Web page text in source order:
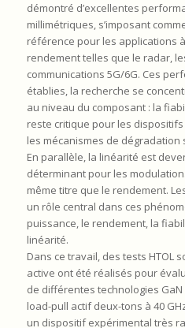
démontré d’excellentes
millimétriques, s’imposant
référence pour les applications
rendement telles que le radar,
communications 5G/6G. Ces
établies, la recherche se
au niveau du composant : la
reste critique pour les dispositifs
les mécanismes de dégradation
En parallèle, la linéarité est
déterminant pour les
même titre que le rendement.
un rôle central dans ces
puissance, le rendement, la
linéarité.
Dans ce travail, des tests HTOL
active ont été réalisés pour
de différentes technologies GaN
load-pull actif deux-tons à 40
un dispositif expérimental très